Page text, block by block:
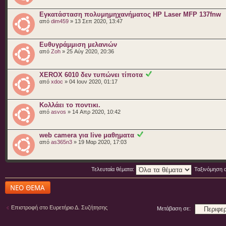
Εγκατάσταση πολυμημηχανήματος HP Laser MFP 137fnw
από dim459 » 13 Σεπ 2020, 13:47
Ευθυγράμμιση μελανιών
από Zoh » 25 Αύγ 2020, 20:36
XEROX 6010 δεν τυπώνει τίποτα
από xdoc » 04 Ιουν 2020, 01:17
Κολλάει το ποντικι.
από asvos » 14 Απρ 2020, 10:42
web camera για live μαθηματα
από as365n3 » 19 Μαρ 2020, 17:03
Τελευταία θέματα: Ταξινόμηση
Δημιουργία νέου
θέματος
Επιστροφή στο Ευρετήριο Δ. Συζήτησης Μετάβαση σε: